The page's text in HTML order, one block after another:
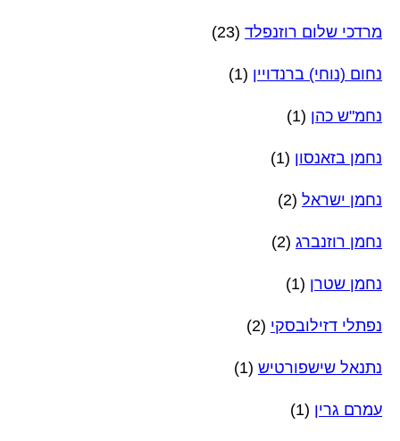
מרדכי שלום רוזנפלד (23)
נחום (נוחי) ברנדויין (1)
נחמ"ש כהן (1)
נחמן בזאנסון (1)
נחמן ישראל (2)
נחמן רוזנברג (2)
נחמן שטרן (1)
נפתלי דזילובסקי (2)
נתנאל שישפורטיש (1)
עמרם גרין (1)